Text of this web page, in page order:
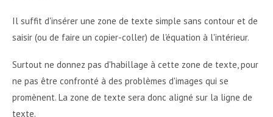
Il suffit d'insérer une zone de texte simple sans contour et de
saisir (ou de faire un copier-coller) de l'équation à l'intérieur.
Surtout ne donnez pas d'habillage à cette zone de texte, pour
ne pas être confronté à des problèmes d'images qui se
promènent. La zone de texte sera donc aligné sur la ligne de
texte.